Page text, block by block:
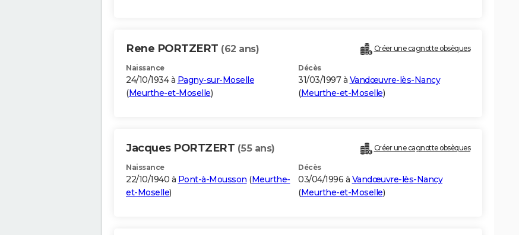
Rene PORTZERT (62 ans) Créer une cagnotte obsèques
Naissance
24/10/1934 à Pagny-sur-Moselle
(Meurthe-et-Moselle)
Décès
31/03/1997 à Vandœuvre-lès-Nancy
(Meurthe-et-Moselle)
Jacques PORTZERT (55 ans) Créer une cagnotte obsèques
Naissance
22/10/1940 à Pont-à-Mousson (Meurthe-
et-Moselle)
Décès
03/04/1996 à Vandœuvre-lès-Nancy
(Meurthe-et-Moselle)